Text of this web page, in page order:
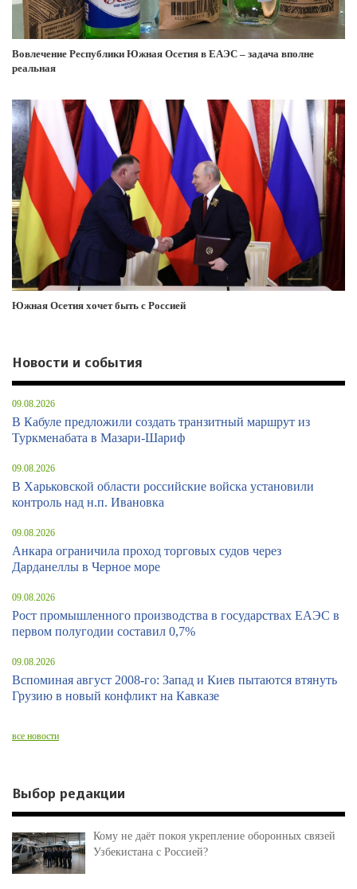
Вовлечение Республики Южная Осетия в ЕАЭС – задача вполне
реальная
Южная Осетия хочет быть с Россией
Новости и события
09.08.2026
В Кабуле предложили создать транзитный маршрут из
Туркменабата в Мазари-Шариф
09.08.2026
В Харьковской области российские войска установили
контроль над н.п. Ивановка
09.08.2026
Анкара ограничила проход торговых судов через
Дарданеллы в Черное море
09.08.2026
Рост промышленного производства в государствах ЕАЭС в
первом полугодии составил 0,7%
09.08.2026
Вспоминая август 2008-го: Запад и Киев пытаются втянуть
Грузию в новый конфликт на Кавказе
все новости
Выбор редакции
Кому не даёт покоя укрепление оборонных связей
Узбекистана с Россией?